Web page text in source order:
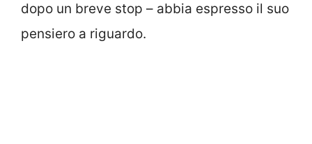
dopo un breve stop – abbia espresso il suo
pensiero a riguardo.